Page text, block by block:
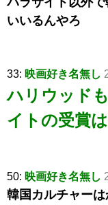
いいるんやろ
33: 映画好き名無し
ハリウッド
イトの受賞
50: 映画好き名無し
韓国カルチャー